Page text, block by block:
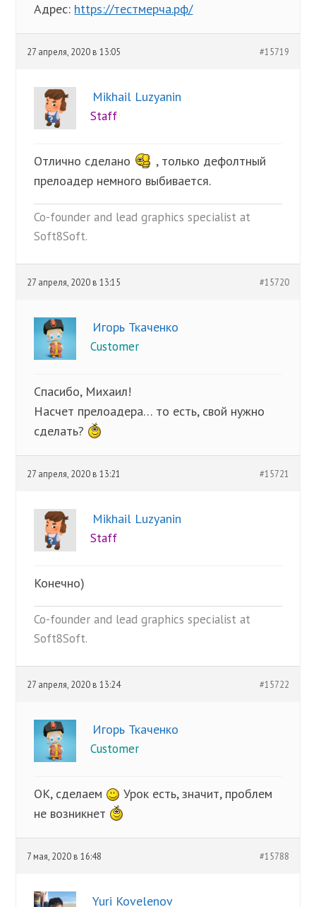
Адрес: https://тестмерча.рф/
27 апреля, 2020 в 13:05 #15719
Mikhail Luzyanin
Staff
Отлично сделано
, только дефолтный
прелоадер немного выбивается.
Co-founder and lead graphics specialist at
Soft8Soft.
27 апреля, 2020 в 13:15 #15720
Игорь Ткаченко
Customer
Спасибо, Михаил!
Насчет прелоадера… то есть, свой нужно
сделать?
27 апреля, 2020 в 13:21 #15721
Mikhail Luzyanin
Staff
Конечно)
Co-founder and lead graphics specialist at
Soft8Soft.
27 апреля, 2020 в 13:24 #15722
Игорь Ткаченко
Customer
ОК, сделаем
Урок есть, значит, проблем
не возникнет
7 мая, 2020 в 16:48 #15788
Yuri Kovelenov